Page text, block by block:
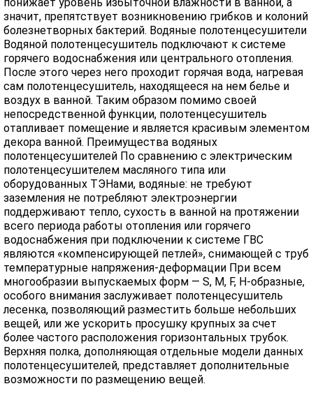
значит, препятствует возникновению грибков и колоний
болезнетворных бактерий. Водяные полотенцесушители
Водяной полотенцесушитель подключают к системе
горячего водоснабжения или центрального отопления.
После этого через него проходит горячая вода, нагревая
сам полотенцесушитель, находящееся на нем белье и
воздух в ванной. Таким образом помимо своей
непосредственной функции, полотенцесушитель
отапливает помещение и является красивым элементом
декора ванной. Преимущества водяных
полотенцесушителей По сравнению с электрическим
полотенцесушителем масляного типа или
оборудованных ТЭНами, водяные: не требуют
заземления не потребляют электроэнергии
поддерживают тепло, сухость в ванной на протяжении
всего периода работы отопления или горячего
водоснабжения при подключении к системе ГВС
являются «компенсирующей петлей», снимающей с труб
температурные напряжения-деформации При всем
многообразии выпускаемых форм — S, M, F, H-образные,
особого внимания заслуживает полотенцесушитель
лесенка, позволяющий разместить больше небольших
вещей, или же ускорить просушку крупных за счет
более частого расположения горизонтальных трубок.
Верхняя полка, дополняющая отдельные модели данных
полотенцесушителей, представляет дополнительные
возможности по размещению вещей.